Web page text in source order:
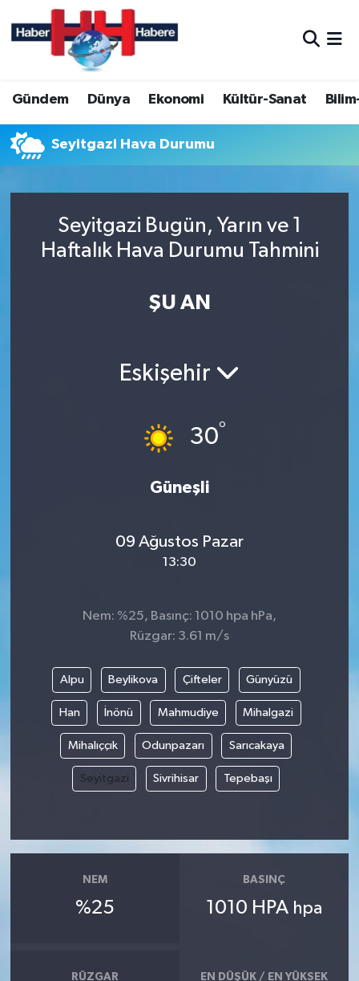
Gündem Dünya Ekonomi Kültür-Sanat
Seyitgazi Hava Durumu
Seyitgazi Bugün, Yarın ve 1
Haftalık Hava Durumu Tahmini
ŞU AN
Eskişehir
30°
Güneşli
09 Ağustos Pazar
13:30
Nem: %25, Basınç: 1010 hpa hPa,
Rüzgar: 3.61 m/s
Alpu Beylikova Çifteler Günyüzü
Han İnönü Mahmudiye Mihalgazi
Mihalıççık Odunpazarı Sarıcakaya
Seyitgazi Sivrihisar Tepebaşı
NEM
%25
BASINÇ
1010 HPA hpa
RÜZGAR EN DÜŞÜK / EN YÜKSEK
Hava Durumu
Trafik Durumu
Süper Lig Puan Durumu ve Fikstür
Son Dakika Haberleri